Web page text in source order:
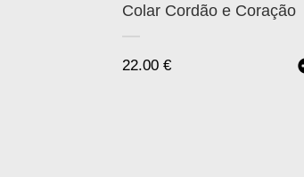
Colar Cordão e Coração
22.00 €